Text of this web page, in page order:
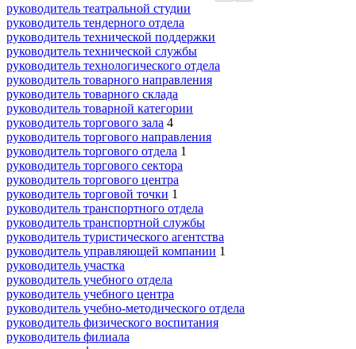
руководитель театральной студии
руководитель тендерного отдела
руководитель технической поддержки
руководитель технической службы
руководитель технологического отдела
руководитель товарного направления
руководитель товарного склада
руководитель товарной категории
руководитель торгового зала 4
руководитель торгового направления
руководитель торгового отдела 1
руководитель торгового сектора
руководитель торгового центра
руководитель торговой точки 1
руководитель транспортного отдела
руководитель транспортной службы
руководитель туристического агентства
руководитель управляющей компании 1
руководитель участка
руководитель учебного отдела
руководитель учебного центра
руководитель учебно-методического отдела
руководитель физического воспитания
руководитель филиала